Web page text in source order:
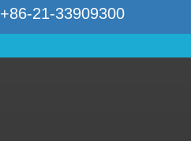
+86-21-33909300